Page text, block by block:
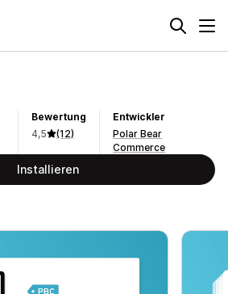
Bewertung
4,5
(12)
Entwickler
Polar Bear
Commerce
Installieren